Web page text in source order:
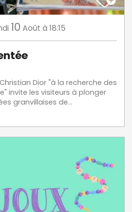
10 Août à 18:15
Dior "à la recherche des
invite les visiteurs à plonger
granvillaises de...